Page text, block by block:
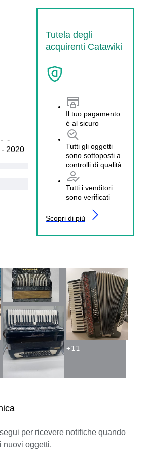
-
2020
Tutela degli
acquirenti Catawiki
Il tuo pagamento
è al sicuro
Tutti gli oggetti
sono sottoposti a
controlli di qualità
Tutti i venditori
sono verificati
Scopri di più
per ricevere notifiche quando
nuovi oggetti.
+11